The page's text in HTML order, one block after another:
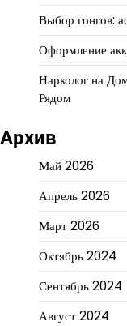
Выбор гонгов:
Оформление
Нарколог на
Рядом
Архив
Май 2026
Апрель 2026
Март 2026
Октябрь 2024
Сентябрь 2024
Август 2024